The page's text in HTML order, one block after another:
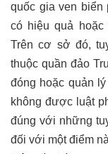
quốc gia ven
có hiệu quả
Trên cơ sở đó,
thuộc quần đảo
đóng hoặc quản
không được luật
đúng với những
đối với một điểm